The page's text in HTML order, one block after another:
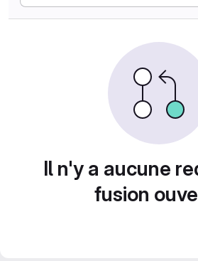
Il n'y a aucune
fusion